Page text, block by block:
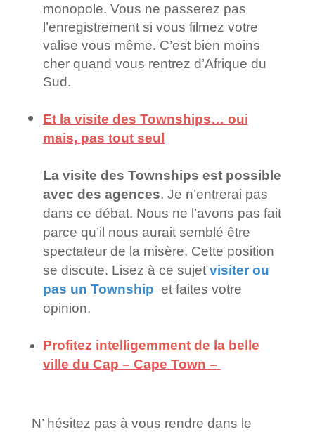
monopole. Vous ne passerez pas
l’enregistrement si vous filmez votre
valise vous même. C’est bien moins
cher quand vous rentrez d’Afrique du
Sud.
Et la visite des Townships… oui
mais, pas tout seul
La visite des Townships est possible
avec des agences. Je n’entrerai pas
dans ce débat. Nous ne l’avons pas fait
parce qu’il nous aurait semblé être
spectateur de la misère. Cette position
se discute. Lisez à ce sujet visiter ou
pas un Township et faites votre
opinion.
Profitez intelligemment de la belle
ville du Cap – Cape Town –
N’ hésitez pas à vous rendre dans le